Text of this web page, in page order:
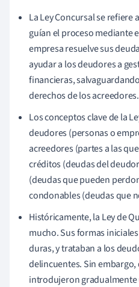
La Ley Concursal se
guían el proceso mediante
empresa resuelve sus
ayudar a los deudores a
financieras,
derechos de los acreedores.
Los conceptos clave de la
deudores (personas o
acreedores (partes a las
créditos (deudas del
(deudas que pueden
condonables (deudas que
Históricamente, la Ley de
mucho. Sus formas
duras, y trataban a los
delincuentes. Sin embargo,
introdujeron gradualmente